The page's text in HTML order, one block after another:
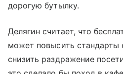
дорогую бутылку.
Делягин считает, что
может повысить стандарты
снизить раздражение